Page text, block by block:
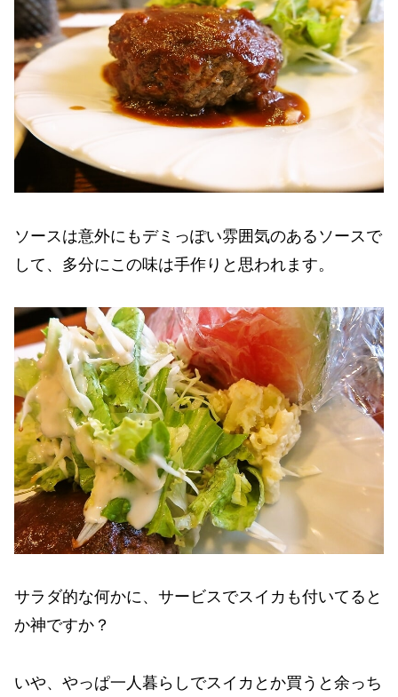
ソースは意外にもデミっぽい雰囲気のあるソースで
して、多分にこの味は手作りと思われます。
サラダ的な何かに、サービスでスイカも付いてると
か神ですか？
いや、やっぱ一人暮らしでスイカとか買うと余っち